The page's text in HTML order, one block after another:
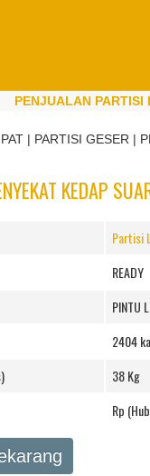
PARTISI LIPAT
| PARTISI GESER |
KEDAP
Partisi
READY
PINTU
2404
38 Kg
Rp